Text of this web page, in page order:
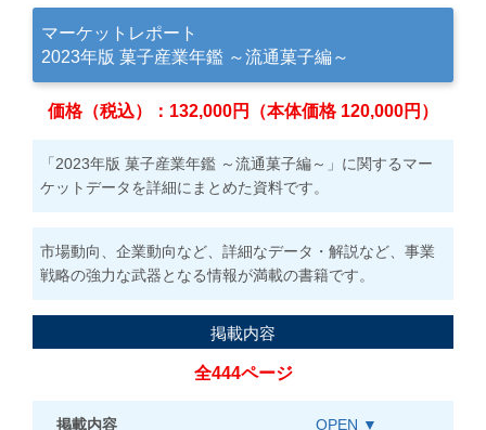
マーケットレポート
2023年版 菓子産業年鑑 ～流通菓子編～
価格（税込）：132,000円（本体価格 120,000円）
「2023年版 菓子産業年鑑 ～流通菓子編～」に関するマー
ケットデータを詳細にまとめた資料です。
市場動向、企業動向など、詳細なデータ・解説など、事業
戦略の強力な武器となる情報が満載の書籍です。
掲載内容
全444ページ
掲載内容 OPEN ▼